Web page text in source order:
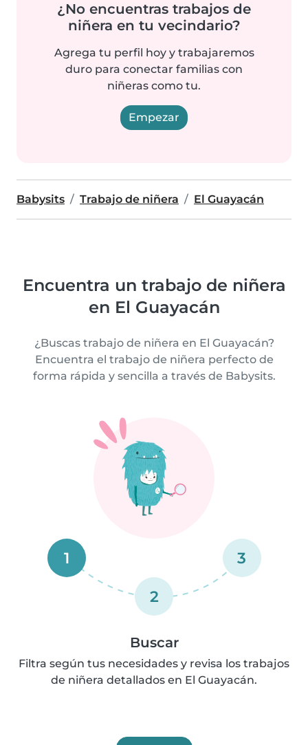
¿No encuentras trabajos de
niñera en tu vecindario?
Agrega tu perfil hoy y trabajaremos
duro para conectar familias con
niñeras como tu.
Empezar
Babysits Trabajo de niñera El Guayacán
Encuentra un trabajo de niñera
en El Guayacán
¿Buscas trabajo de niñera en El Guayacán?
Encuentra el trabajo de niñera perfecto de
forma rápida y sencilla a través de Babysits.
1
2
3
Buscar
Filtra según tus necesidades y revisa los trabajos
de niñera detallados en El Guayacán.